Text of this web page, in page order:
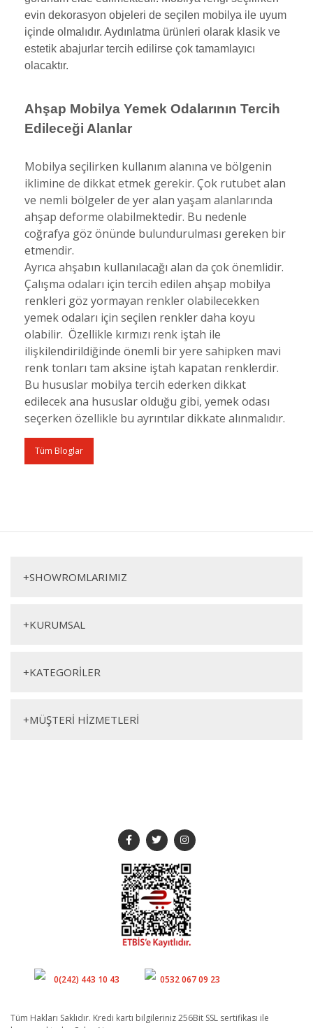
evin dekorasyon objeleri de seçilen mobilya ile uyum
içinde olmalıdır. Aydınlatma ürünleri olarak klasik ve
estetik abajurlar tercih edilirse çok tamamlayıcı
olacaktır.
Ahşap Mobilya Yemek Odalarının Tercih
Edileceği Alanlar
Mobilya seçilirken kullanım alanına ve bölgenin
iklimine de dikkat etmek gerekir. Çok rutubet alan
ve nemli bölgeler de yer alan yaşam alanlarında
ahşap deforme olabilmektedir. Bu nedenle
coğrafya göz önünde bulundurulması gereken bir
etmendir.
Ayrıca ahşabın kullanılacağı alan da çok önemlidir.
Çalışma odaları için tercih edilen ahşap mobilya
renkleri göz yormayan renkler olabilecekken
yemek odaları için seçilen renkler daha koyu
olabilir. Özellikle kırmızı renk iştah ile
ilişkilendirildiğinde önemli bir yere sahipken mavi
renk tonları tam aksine iştah kapatan renklerdir.
Bu hususlar mobilya tercih ederken dikkat
edilecek ana hususlar olduğu gibi, yemek odası
seçerken özellikle bu ayrıntılar dikkate alınmalıdır.
Tüm Bloglar
+SHOWROMLARIMIZ
+KURUMSAL
+KATEGORİLER
+MÜŞTERİ HİZMETLERİ
0(242) 443 10 43
0532 067 09 23
Tüm Hakları Saklıdır. Kredi kartı bilgileriniz 256Bit SSL sertifikası ile